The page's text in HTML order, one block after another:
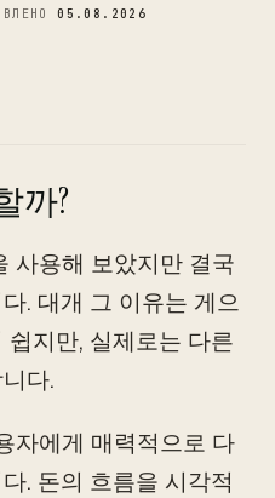
05.08.2026
까?
사용해 보았지만 결국
. 대개 그 이유는 게으
지만, 실제로는 다른
다.
자에게 매력적으로 다
. 돈의 흐름을 시각적